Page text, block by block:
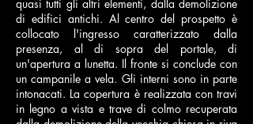
quasi tutti gli altri elementi, dalla demolizione
di edifici antichi. Al centro del prospetto è
collocato l'ingresso caratterizzato dalla
presenza, al di sopra del portale, di
un'apertura a lunetta. Il fronte si conclude con
un campanile a vela. Gli interni sono in parte
intonacati. La copertura è realizzata con travi
in legno a vista e trave di colmo recuperata